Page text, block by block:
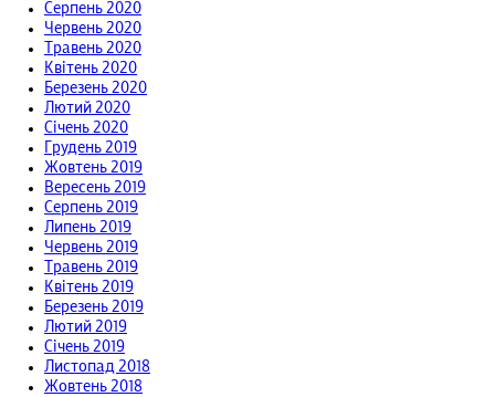
Серпень 2020
Червень 2020
Травень 2020
Квітень 2020
Березень 2020
Лютий 2020
Січень 2020
Грудень 2019
Жовтень 2019
Вересень 2019
Серпень 2019
Липень 2019
Червень 2019
Травень 2019
Квітень 2019
Березень 2019
Лютий 2019
Січень 2019
Листопад 2018
Жовтень 2018